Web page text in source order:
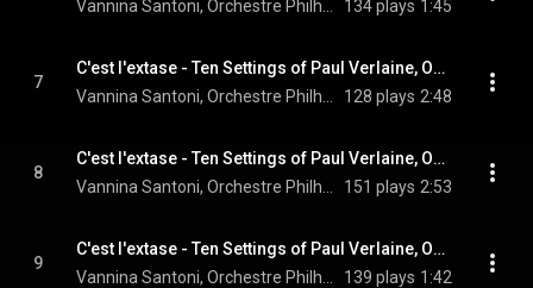
134 plays 1:45
7
C'est l'extase - Ten Settings of Paul Verlaine, Op. 118: VII. Spleen
128 plays 2:48
8
C'est l'extase - Ten Settings of Paul Verlaine, Op. 118: VIII. Chevaux de bois
151 plays 2:53
9
C'est l'extase - Ten Settings of Paul Verlaine, Op. 118: IX. Mandoline
139 plays 1:42